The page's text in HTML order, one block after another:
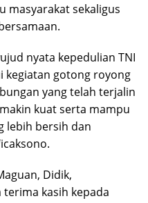
masyarakat sekaligus
nyata kepedulian TNI
kegiatan gotong royong
yang telah terjalin
kuat serta mampu
lebih bersih dan
Didik,
kasih kepada